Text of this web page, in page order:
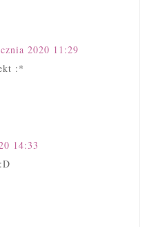
2020 11:29
:*
14:33